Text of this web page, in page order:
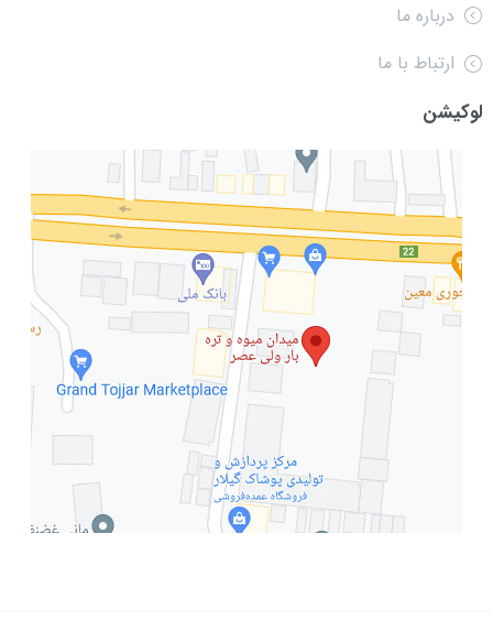
درباره ما
ارتباط با ما
لوکیشن